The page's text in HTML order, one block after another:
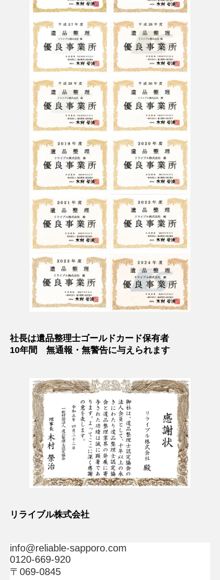
社長は遺品整理士ゴールドカード保有者
10年間 無通報・無警告に与えられます
リライブル株式会社
info@reliable-sapporo.com
0120-669-920
〒069-0845